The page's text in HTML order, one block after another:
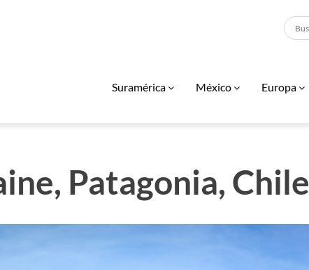
Suramérica México Europa
Patagonia, Chile